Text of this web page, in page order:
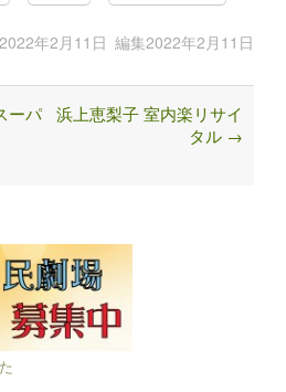
2022年2月11日 編集2022年2月11日
ーパ
浜上恵梨子 室内楽リサイ
タル →